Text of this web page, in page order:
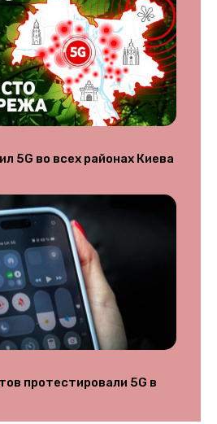
5G во всех районах Киева
протестировали 5G в